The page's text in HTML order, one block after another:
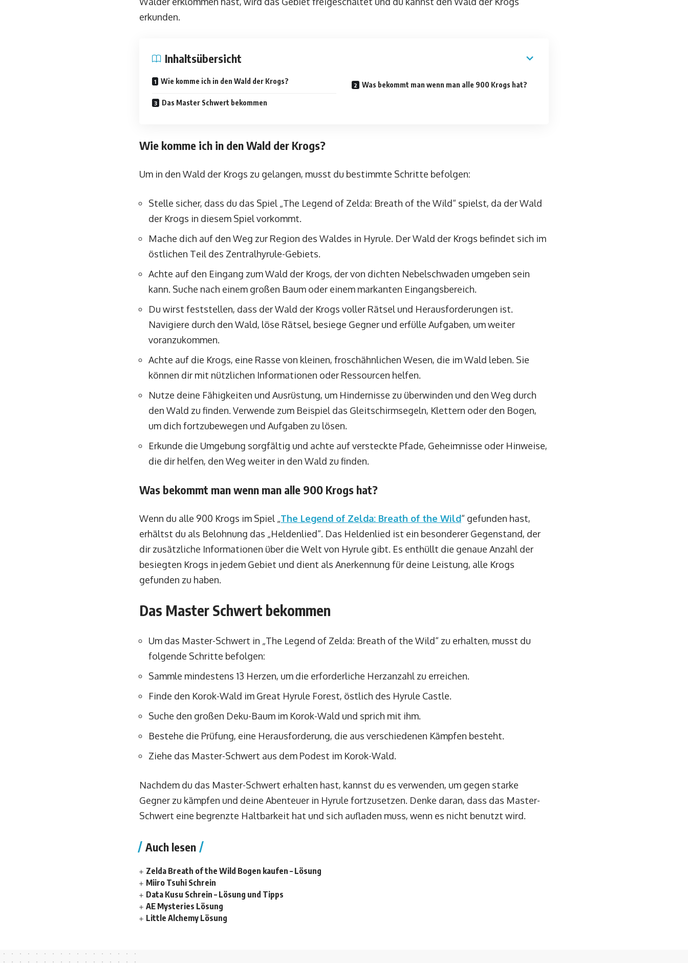
erkunden.
Inhaltsübersicht
Wie komme ich in den Wald der Krogs? Was bekommt man wenn man alle 900 Krogs hat?
Das Master Schwert bekommen
Wie komme ich in den Wald der Krogs?
Um in den Wald der Krogs zu gelangen, musst du bestimmte Schritte befolgen:
Stelle sicher, dass du das Spiel „The Legend of Zelda: Breath of the Wild“ spielst, da der Wald
der Krogs in diesem Spiel vorkommt.
Mache dich auf den Weg zur Region des Waldes in Hyrule. Der Wald der Krogs befindet sich im
östlichen Teil des Zentralhyrule-Gebiets.
Achte auf den Eingang zum Wald der Krogs, der von dichten Nebelschwaden umgeben sein
kann. Suche nach einem großen Baum oder einem markanten Eingangsbereich.
Du wirst feststellen, dass der Wald der Krogs voller Rätsel und Herausforderungen ist.
Navigiere durch den Wald, löse Rätsel, besiege Gegner und erfülle Aufgaben, um weiter
voranzukommen.
Achte auf die Krogs, eine Rasse von kleinen, froschähnlichen Wesen, die im Wald leben. Sie
können dir mit nützlichen Informationen oder Ressourcen helfen.
Nutze deine Fähigkeiten und Ausrüstung, um Hindernisse zu überwinden und den Weg durch
den Wald zu finden. Verwende zum Beispiel das Gleitschirmsegeln, Klettern oder den Bogen,
um dich fortzubewegen und Aufgaben zu lösen.
Erkunde die Umgebung sorgfältig und achte auf versteckte Pfade, Geheimnisse oder Hinweise,
die dir helfen, den Weg weiter in den Wald zu finden.
Was bekommt man wenn man alle 900 Krogs hat?
Wenn du alle 900 Krogs im Spiel „The Legend of Zelda: Breath of the Wild“ gefunden hast,
erhältst du als Belohnung das „Heldenlied“. Das Heldenlied ist ein besonderer Gegenstand, der
dir zusätzliche Informationen über die Welt von Hyrule gibt. Es enthüllt die genaue Anzahl der
besiegten Krogs in jedem Gebiet und dient als Anerkennung für deine Leistung, alle Krogs
gefunden zu haben.
Das Master Schwert bekommen
Um das Master-Schwert in „The Legend of Zelda: Breath of the Wild“ zu erhalten, musst du
folgende Schritte befolgen:
Sammle mindestens 13 Herzen, um die erforderliche Herzanzahl zu erreichen.
Finde den Korok-Wald im Great Hyrule Forest, östlich des Hyrule Castle.
Suche den großen Deku-Baum im Korok-Wald und sprich mit ihm.
Bestehe die Prüfung, eine Herausforderung, die aus verschiedenen Kämpfen besteht.
Ziehe das Master-Schwert aus dem Podest im Korok-Wald.
Nachdem du das Master-Schwert erhalten hast, kannst du es verwenden, um gegen starke
Gegner zu kämpfen und deine Abenteuer in Hyrule fortzusetzen. Denke daran, dass das Master-
Schwert eine begrenzte Haltbarkeit hat und sich aufladen muss, wenn es nicht benutzt wird.
Auch lesen
Zelda Breath of the Wild Bogen kaufen – Lösung
Miiro Tsuhi Schrein
Data Kusu Schrein – Lösung und Tipps
AE Mysteries Lösung
Little Alchemy Lösung